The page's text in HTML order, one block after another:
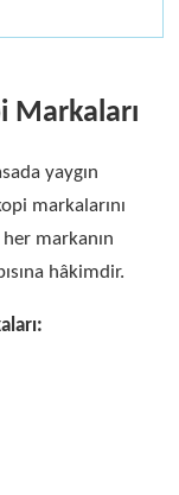
Markaları
yaygın
markalarını
markanın
hâkimdir.